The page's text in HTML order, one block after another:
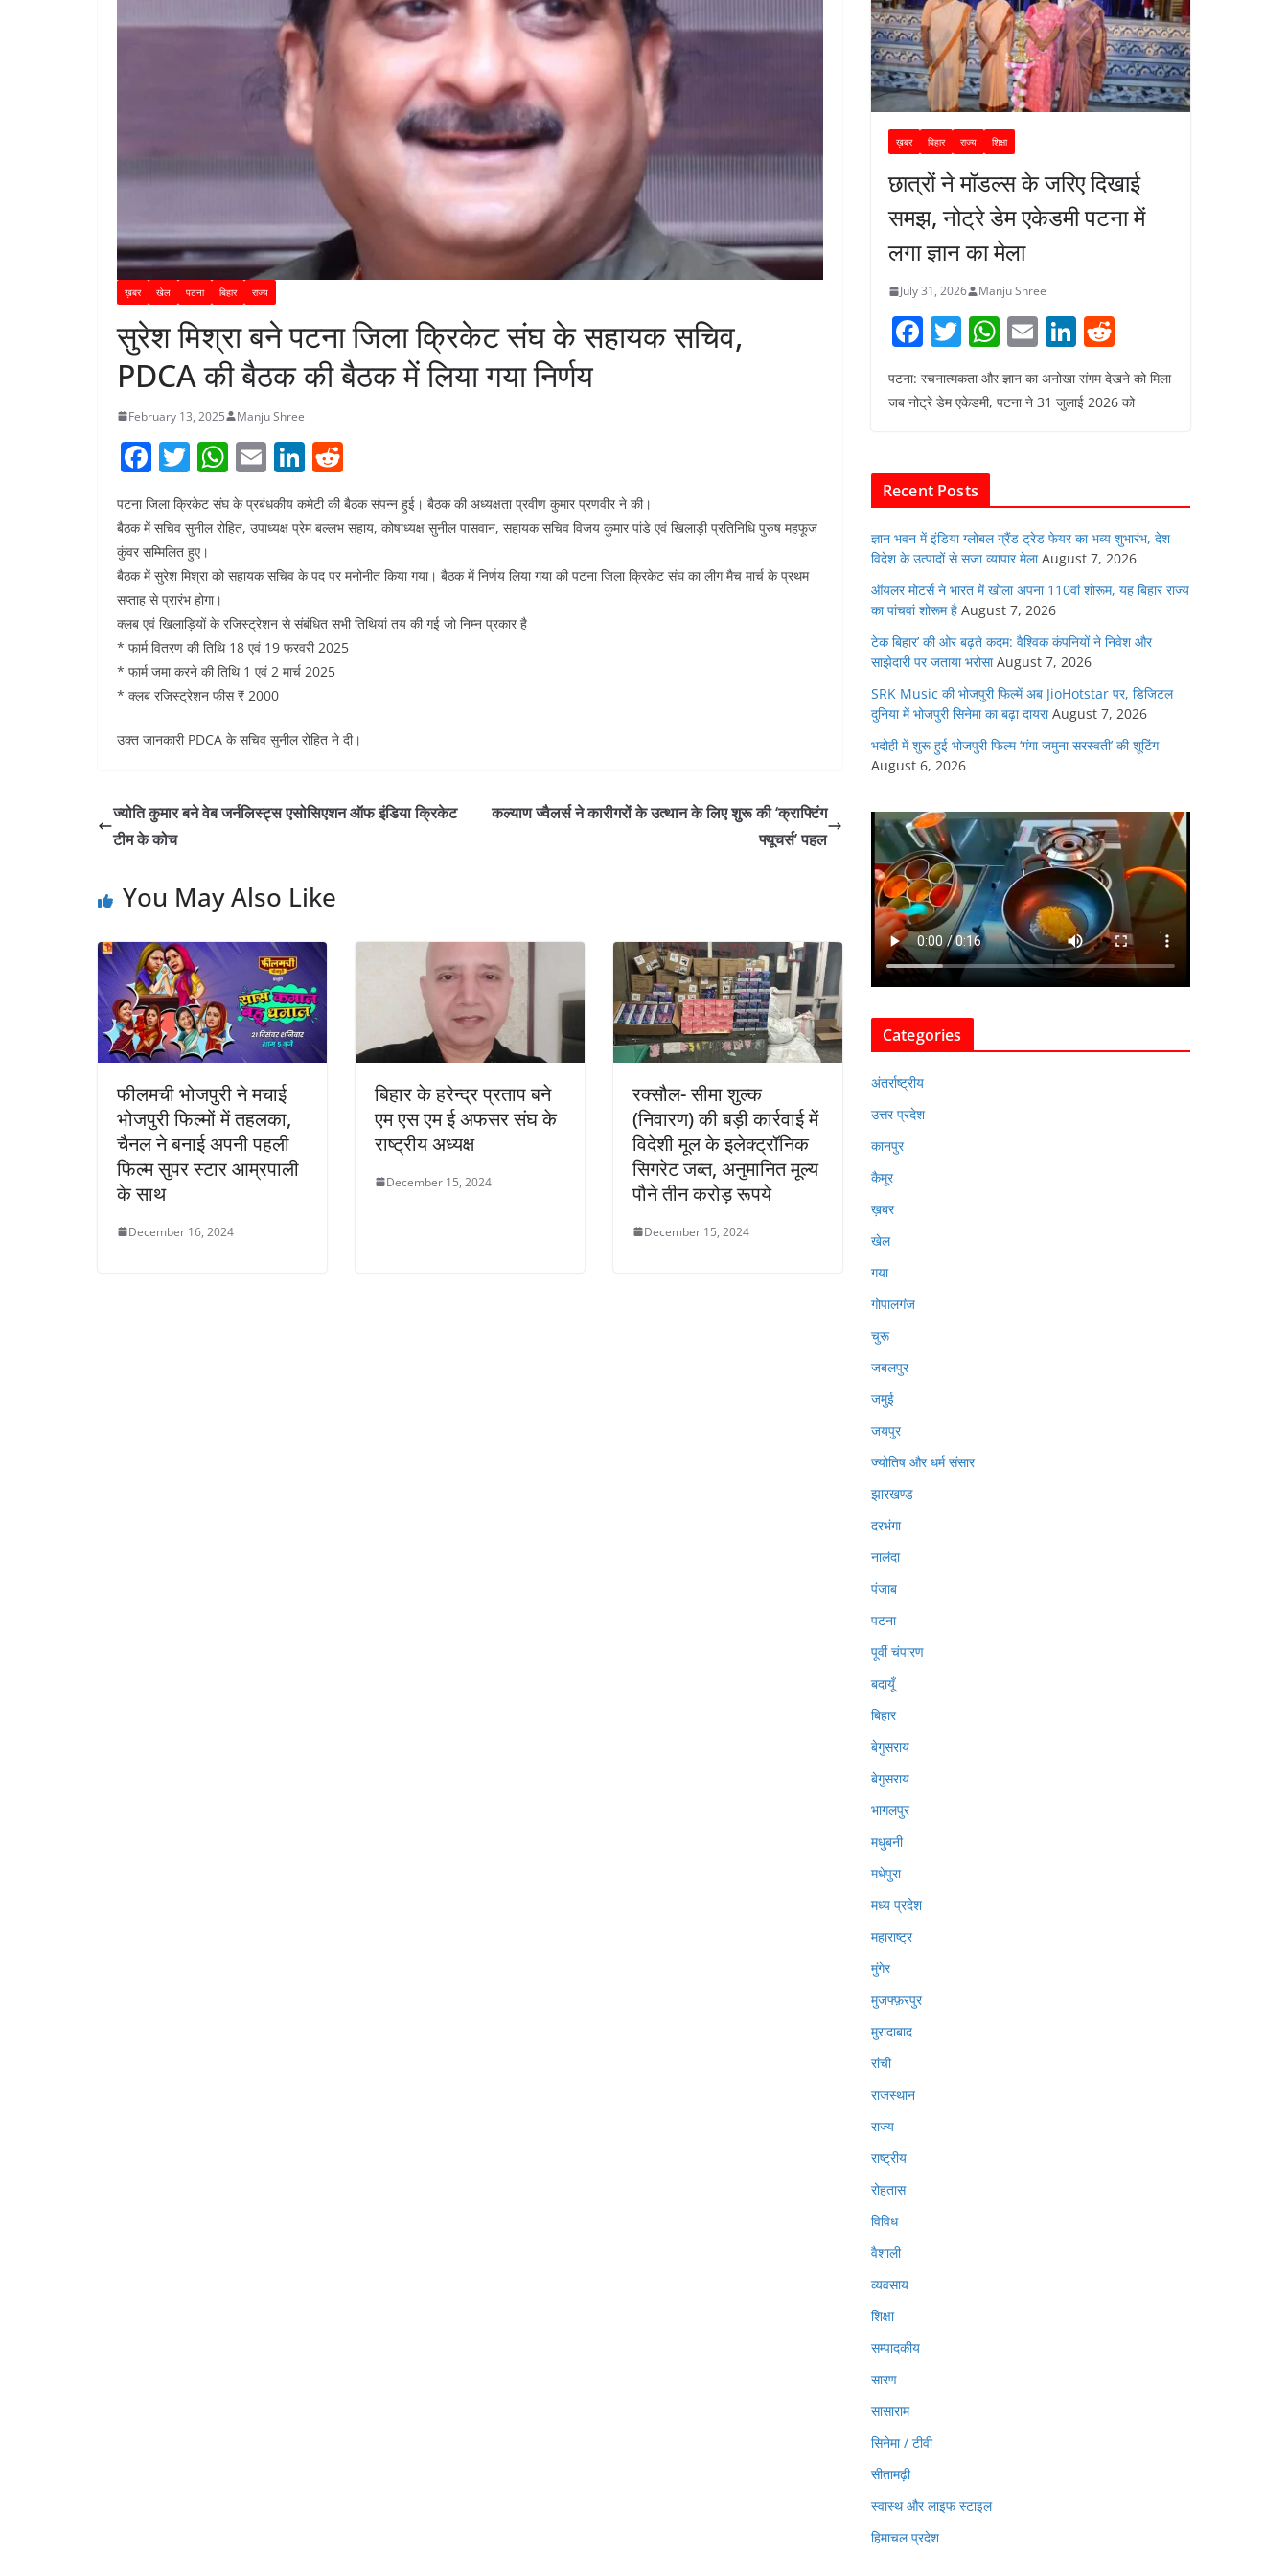
ख़बर खेल पटना बिहार राज्य
सुरेश मिश्रा बने पटना जिला क्रिकेट संघ के सहायक सचिव,
PDCA की बैठक की बैठक में लिया गया निर्णय
February 13, 2025 Manju Shree
F
a
c
e
b
o
o
k
T
w
itt
er
W
h
at
A
p
p
E
m
ai
Li
n
k
dI
n
e
d
t
पटना जिला क्रिकेट संघ के प्रबंधकीय कमेटी की बैठक संपन्न हुई। बैठक की अध्यक्षता प्रवीण कुमार प्रणवीर ने की।
बैठक में सचिव सुनील रोहित, उपाध्यक्ष प्रेम बल्लभ सहाय, कोषाध्यक्ष सुनील पासवान, सहायक सचिव विजय कुमार पांडे एवं खिलाड़ी प्रतिनिधि पुरुष महफूज
कुंवर सम्मिलित हुए।
बैठक में सुरेश मिश्रा को सहायक सचिव के पद पर मनोनीत किया गया। बैठक में निर्णय लिया गया की पटना जिला क्रिकेट संघ का लीग मैच मार्च के प्रथम
सप्ताह से प्रारंभ होगा।
क्लब एवं खिलाड़ियों के रजिस्ट्रेशन से संबंधित सभी तिथियां तय की गई जो निम्न प्रकार है
* फार्म वितरण की तिथि 18 एवं 19 फरवरी 2025
* फार्म जमा करने की तिथि 1 एवं 2 मार्च 2025
* क्लब रजिस्ट्रेशन फीस ₹ 2000
उक्त जानकारी PDCA के सचिव सुनील रोहित ने दी।
ज्योति कुमार बने वेब जर्नलिस्ट्स एसोसिएशन ऑफ इंडिया क्रिकेट
टीम के कोच
कल्याण ज्वैलर्स ने कारीगरों के उत्थान के लिए शुरू की ‘क्राफ्टिंग
फ्यूचर्स’ पहल
You May Also Like
फीलमची भोजपुरी ने मचाई
भोजपुरी फिल्मों में तहलका,
चैनल ने बनाई अपनी पहली
फिल्म सुपर स्टार आम्रपाली
के साथ
December 16, 2024
बिहार के हरेन्द्र प्रताप बने
एम एस एम ई अफसर संघ के
राष्ट्रीय अध्यक्ष
December 15, 2024
रक्सौल- सीमा शुल्क
(निवारण) की बड़ी कार्रवाई में
विदेशी मूल के इलेक्ट्रॉनिक
सिगरेट जब्त, अनुमानित मूल्य
पौने तीन करोड़ रूपये
December 15, 2024
ख़बर बिहार राज्य शिक्षा
छात्रों ने मॉडल्स के जरिए दिखाई
समझ, नोट्रे डेम एकेडमी पटना में
लगा ज्ञान का मेला
July 31, 2026 Manju Shree
F
c
e
o
o
k
T
itt
W
at
p
E
m
ai
Li
n
k
e
e
d
पटना: रचनात्मकता और ज्ञान का अनोखा संगम देखने को मिला
जब नोट्रे डेम एकेडमी, पटना ने 31 जुलाई 2026 को
Recent Posts
ज्ञान भवन में इंडिया ग्लोबल ग्रैंड ट्रेड फेयर का भव्य शुभारंभ, देश-
विदेश के उत्पादों से सजा व्यापार मेला August 7, 2026
ऑयलर मोटर्स ने भारत में खोला अपना 110वां शोरूम, यह बिहार राज्य
का पांचवां शोरूम है August 7, 2026
टेक बिहार’ की ओर बढ़ते कदम: वैश्विक कंपनियों ने निवेश और
साझेदारी पर जताया भरोसा August 7, 2026
SRK Music की भोजपुरी फिल्में अब JioHotstar पर, डिजिटल
दुनिया में भोजपुरी सिनेमा का बढ़ा दायरा August 7, 2026
भदोही में शुरू हुई भोजपुरी फिल्म ‘गंगा जमुना सरस्वती’ की शूटिंग
August 6, 2026
Categories
अंतर्राष्ट्रीय
उत्तर प्रदेश
कानपुर
कैमूर
ख़बर
खेल
गया
गोपालगंज
चुरू
जबलपुर
जमुई
जयपुर
ज्योतिष और धर्म संसार
झारखण्ड
दरभंगा
नालंदा
पंजाब
पटना
पूर्वी चंपारण
बदायूँ
बिहार
बेगुसराय
बेगुसराय
भागलपुर
मधुबनी
मधेपुरा
मध्य प्रदेश
महाराष्ट्र
मुंगेर
मुजफ्फ़रपुर
मुरादाबाद
रांची
राजस्थान
राज्य
राष्ट्रीय
रोहतास
विविध
वैशाली
व्यवसाय
शिक्षा
सम्पादकीय
सारण
सासाराम
सिनेमा / टीवी
सीतामढ़ी
स्वास्थ और लाइफ स्टाइल
हिमाचल प्रदेश